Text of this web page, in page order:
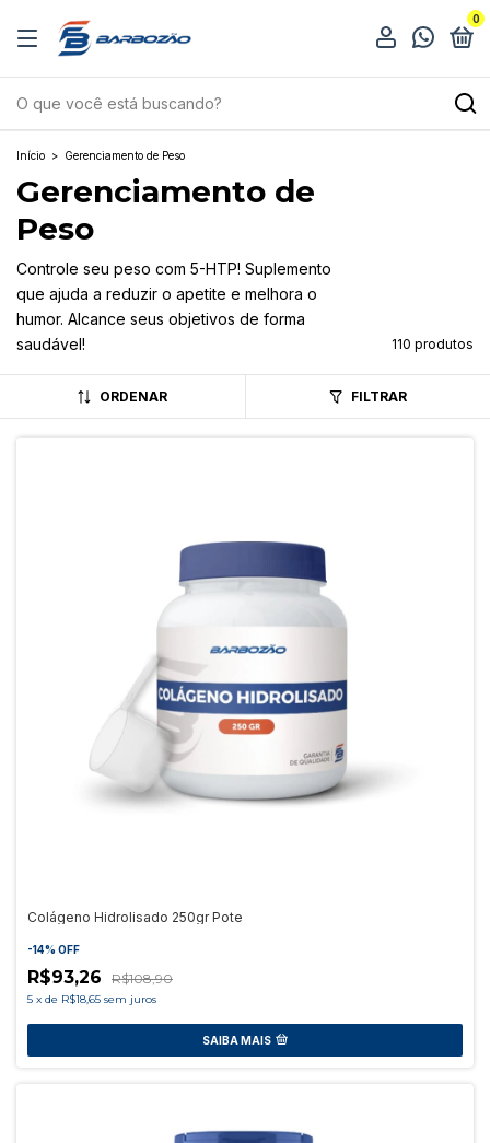
0
Início > Gerenciamento de Peso
Gerenciamento de
Peso
Controle seu peso com 5-HTP! Suplemento
que ajuda a reduzir o apetite e melhora o
humor. Alcance seus objetivos de forma
saudável!
110 produtos
ORDENAR FILTRAR
Colágeno Hidrolisado 250gr Pote
-14% OFF
R$93,26 R$108,90
5 x de R$18,65 sem juros
SAIBA MAIS